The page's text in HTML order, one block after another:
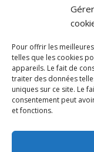
Pour offrir les
telles que les cookies
appareils. Le fait de
traiter des données
uniques sur ce site. Le
consentement peut
et fonctions.
discothèque